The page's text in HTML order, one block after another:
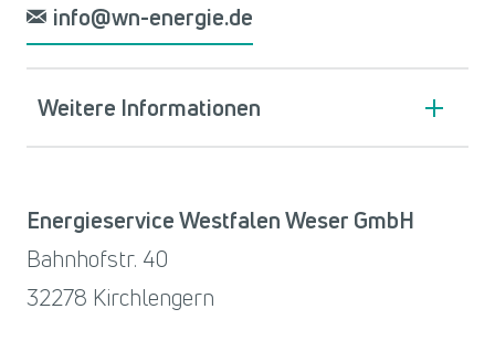
info@wn-energie.de
Weitere Informationen
Energieservice Westfalen Weser GmbH
Bahnhofstr. 40
32278 Kirchlengern